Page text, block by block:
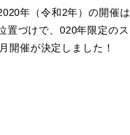
年（令和2年）の開催は
置づけで、020年限定のス
開催が決定しました！